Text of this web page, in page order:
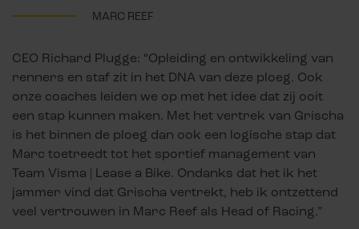
MARC REEF
CEO Richard Plugge: “Opleiding en ontwikkeling van
renners en staf zit in het DNA van deze ploeg. Ook
onze coaches leiden we op met het idee dat zij ooit
een stap kunnen maken. Met het vertrek van Grischa
is het binnen de ploeg dan ook een logische stap dat
Marc toetreedt tot het sportief management van
Team Visma | Lease a Bike. Ondanks dat het ik het
jammer vind dat Grischa vertrekt, heb ik ontzettend
veel vertrouwen in Marc Reef als Head of Racing.”